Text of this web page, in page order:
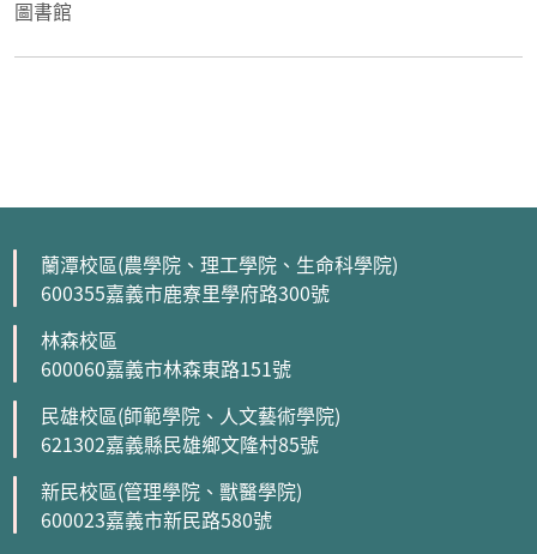
圖書館
蘭潭校區(農學院、理工學院、生命科學院)
600355嘉義市鹿寮里學府路300號
林森校區
600060嘉義市林森東路151號
民雄校區(師範學院、人文藝術學院)
621302嘉義縣民雄鄉文隆村85號
新民校區(管理學院、獸醫學院)
600023嘉義市新民路580號